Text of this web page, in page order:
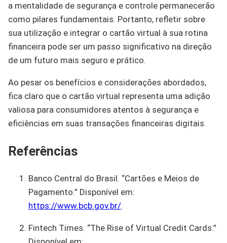
a mentalidade de segurança e controle permanecerão
como pilares fundamentais. Portanto, refletir sobre
sua utilização e integrar o cartão virtual à sua rotina
financeira pode ser um passo significativo na direção
de um futuro mais seguro e prático.
Ao pesar os benefícios e considerações abordados,
fica claro que o cartão virtual representa uma adição
valiosa para consumidores atentos à segurança e
eficiências em suas transações financeiras digitais.
Referências
Banco Central do Brasil. “Cartões e Meios de
Pagamento.” Disponível em:
https://www.bcb.gov.br/.
Fintech Times. “The Rise of Virtual Credit Cards.”